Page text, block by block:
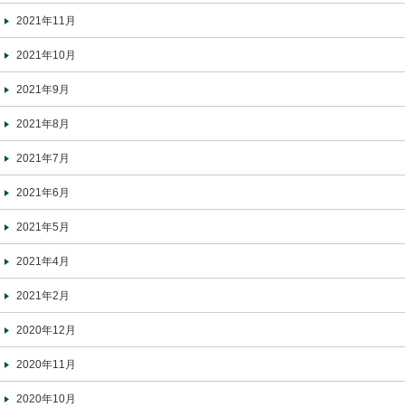
2021年11月
2021年10月
2021年9月
2021年8月
2021年7月
2021年6月
2021年5月
2021年4月
2021年2月
2020年12月
2020年11月
2020年10月